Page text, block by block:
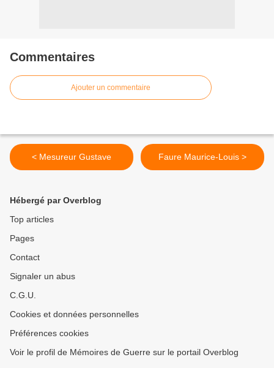
Commentaires
Ajouter un commentaire
< Mesureur Gustave Faure Maurice-Louis >
Hébergé par Overblog
Top articles
Pages
Contact
Signaler un abus
C.G.U.
Cookies et données personnelles
Préférences cookies
Voir le profil de Mémoires de Guerre sur le portail Overblog